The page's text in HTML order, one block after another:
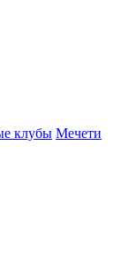
клубы Мечети